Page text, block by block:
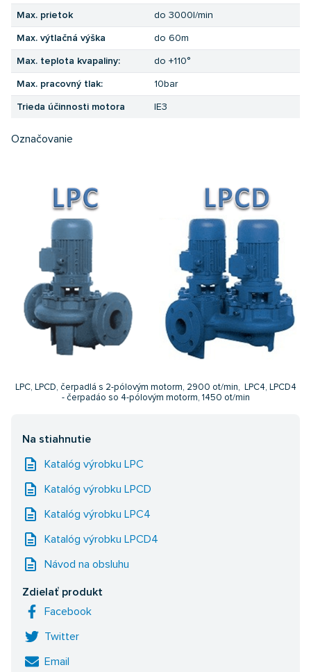
Max. prietok do 3000l/min
Max. výtlačná výška do 60m
Max. teplota kvapaliny: do +110°
Max. pracovný tlak: 10bar
Trieda účinnosti motora IE3
Označovanie
LPC, LPCD, čerpadlá s 2-pólovým motorm, 2900 ot/min, LPC4, LPCD4
- čerpadáo so 4-pólovým motorm, 1450 ot/min
Na stiahnutie
description Katalóg výrobku LPC
description Katalóg výrobku LPCD
description Katalóg výrobku LPC4
description Katalóg výrobku LPCD4
description Návod na obsluhu
Zdielať produkt
Facebook
Twitter
Email